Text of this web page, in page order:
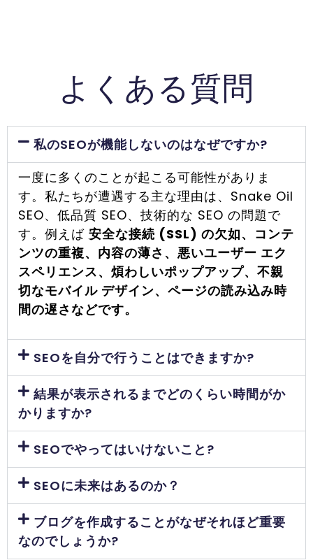
よくある質問
私のSEOが機能しないのはなぜですか?
一度に多くのことが起こる可能性がありま
す。私たちが遭遇する主な理由は、Snake Oil
SEO、低品質 SEO、技術的な SEO の問題で
す。例えば安全な接続 (SSL) の欠如、コンテ
ンツの重複、内容の薄さ、悪いユーザー エク
スペリエンス、煩わしいポップアップ、不親
切なモバイル デザイン、ページの読み込み時
間の遅さなどです。
SEOを自分で行うことはできますか?
結果が表示されるまでどのくらい時間がか
かりますか?
SEOでやってはいけないこと?
SEOに未来はあるのか？
ブログを作成することがなぜそれほど重要
なのでしょうか?